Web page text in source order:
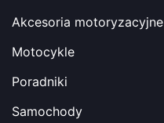
Akcesoria motoryzacyjne
Motocykle
Poradniki
Samochody